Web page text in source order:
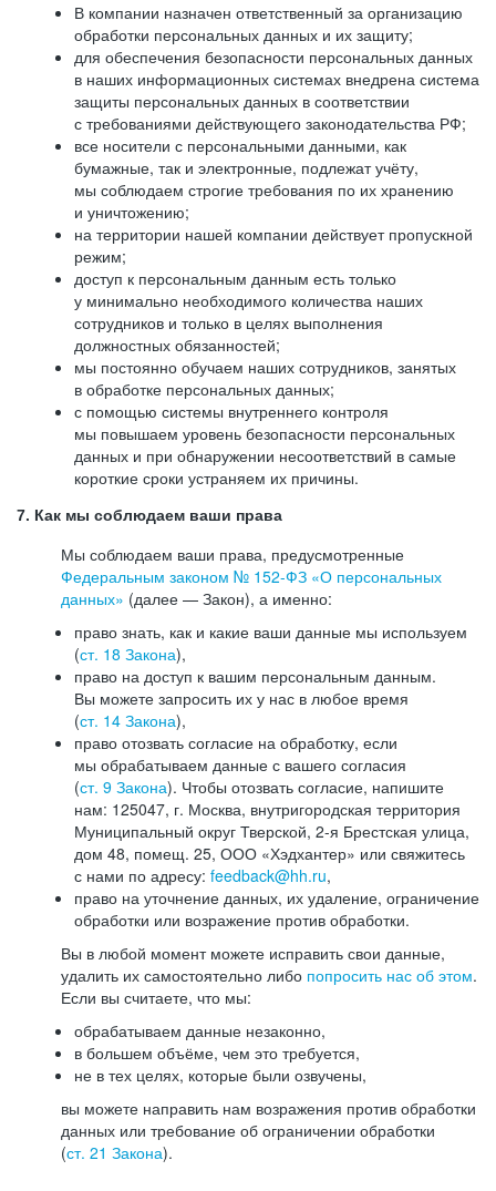
В компании назначен ответственный за организацию
обработки персональных данных и их защиту;
для обеспечения безопасности персональных данных
в наших информационных системах внедрена система
защиты персональных данных в соответствии
с требованиями действующего законодательства РФ;
все носители с персональными данными, как
бумажные, так и электронные, подлежат учёту,
мы соблюдаем строгие требования по их хранению
и уничтожению;
на территории нашей компании действует пропускной
режим;
доступ к персональным данным есть только
у минимально необходимого количества наших
сотрудников и только в целях выполнения
должностных обязанностей;
мы постоянно обучаем наших сотрудников, занятых
в обработке персональных данных;
с помощью системы внутреннего контроля
мы повышаем уровень безопасности персональных
данных и при обнаружении несоответствий в самые
короткие сроки устраняем их причины.
7. Как мы соблюдаем ваши права
Мы соблюдаем ваши права, предусмотренные
Федеральным законом № 152-ФЗ «О персональных
данных» (далее — Закон), а именно:
право знать, как и какие ваши данные мы используем
(ст. 18 Закона),
право на доступ к вашим персональным данным.
Вы можете запросить их у нас в любое время
(ст. 14 Закона),
право отозвать согласие на обработку, если
мы обрабатываем данные с вашего согласия
(ст. 9 Закона). Чтобы отозвать согласие, напишите
нам: 125047, г. Москва, внутригородская территория
Муниципальный округ Тверской, 2-я Брестская улица,
дом 48, помещ. 25, ООО «Хэдхантер» или свяжитесь
с нами по адресу: feedback@hh.ru,
право на уточнение данных, их удаление, ограничение
обработки или возражение против обработки.
Вы в любой момент можете исправить свои данные,
удалить их самостоятельно либо попросить нас об этом.
Если вы считаете, что мы:
обрабатываем данные незаконно,
в большем объёме, чем это требуется,
не в тех целях, которые были озвучены,
вы можете направить нам возражения против обработки
данных или требование об ограничении обработки
(ст. 21 Закона).